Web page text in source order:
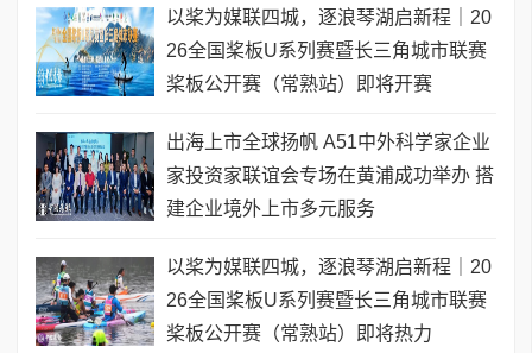
以桨为媒联四城，逐浪琴湖启新程｜20
26全国桨板U系列赛暨长三角城市联赛
桨板公开赛（常熟站）即将开赛
出海上市全球扬帆 A51中外科学家企业
家投资家联谊会专场在黄浦成功举办 搭
建企业境外上市多元服务
以桨为媒联四城，逐浪琴湖启新程｜20
26全国桨板U系列赛暨长三角城市联赛
桨板公开赛（常熟站）即将热力